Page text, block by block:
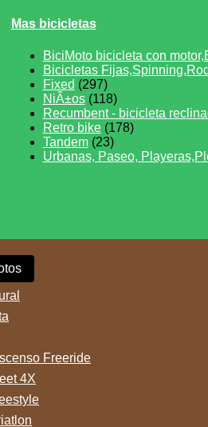
Mas bicicletas
BiciMoto bicicleta con
Bicicletas
Fixed (297)
NiÃ±os(118)
Recumbent - bicicleta
Retro bike(178)
Tandem(23)
Urbanas, Paseo,
Freeride
4X